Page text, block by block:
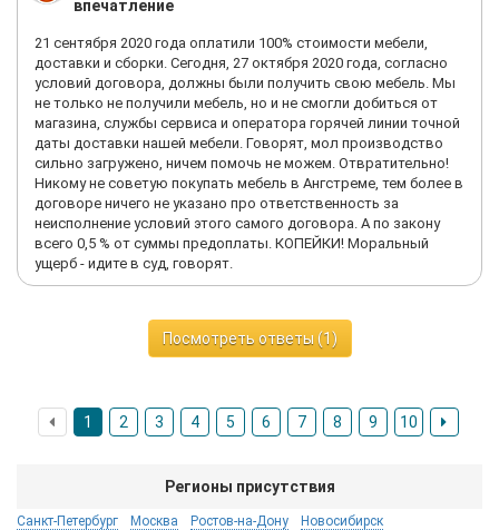
впечатление
21 сентября 2020 года оплатили 100% стоимости мебели,
доставки и сборки. Сегодня, 27 октября 2020 года, согласно
условий договора, должны были получить свою мебель. Мы
не только не получили мебель, но и не смогли добиться от
магазина, службы сервиса и оператора горячей линии точной
даты доставки нашей мебели. Говорят, мол производство
сильно загружено, ничем помочь не можем. Отвратительно!
Никому не советую покупать мебель в Ангстреме, тем более в
договоре ничего не указано про ответственность за
неисполнение условий этого самого договора. А по закону
всего 0,5 % от суммы предоплаты. КОПЕЙКИ! Моральный
ущерб - идите в суд, говорят.
Посмотреть ответы (1)
1 2 3 4 5 6 7 8 9 10
Регионы присутствия
Санкт-Петербург Москва Ростов-на-Дону
Новосибирск